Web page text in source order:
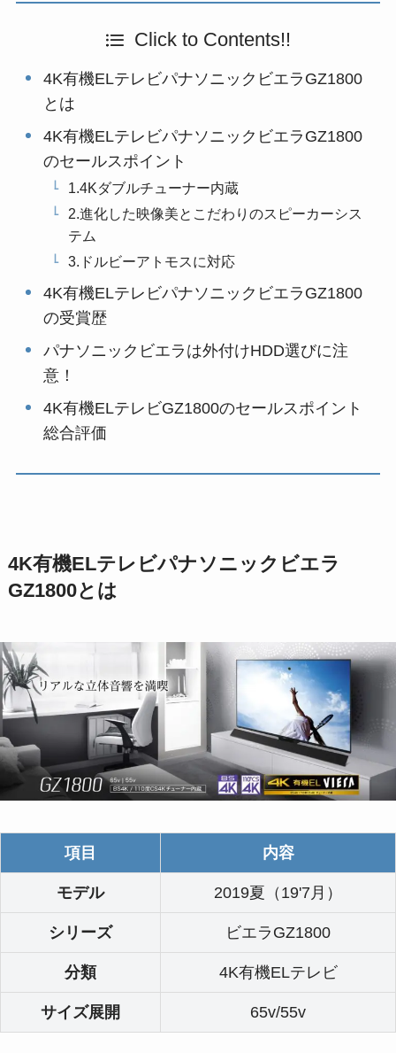
Click to Contents!!
4K有機ELテレビパナソニックビエラGZ1800
とは
4K有機ELテレビパナソニックビエラGZ1800
のセールスポイント
1.4Kダブルチューナー内蔵
2.進化した映像美とこだわりのスピーカーシス
テム
3.ドルビーアトモスに対応
4K有機ELテレビパナソニックビエラGZ1800
の受賞歴
パナソニックビエラは外付けHDD選びに注
意！
4K有機ELテレビGZ1800のセールスポイント
総合評価
4K有機ELテレビパナソニックビエラ
GZ1800とは
項目 内容
モデル 2019夏（19'7月）
シリーズ ビエラGZ1800
分類 4K有機ELテレビ
サイズ展開 65v/55v